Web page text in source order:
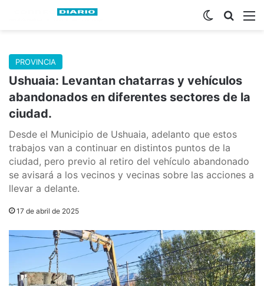
Buscar
Switch skin
PROVINCIA
Ushuaia: Levantan chatarras y vehículos
abandonados en diferentes sectores de la
ciudad.
Desde el Municipio de Ushuaia, adelanto que estos
trabajos van a continuar en distintos puntos de la
ciudad, pero previo al retiro del vehículo abandonado
se avisará a los vecinos y vecinas sobre las acciones a
llevar a delante.
17 de abril de 2025